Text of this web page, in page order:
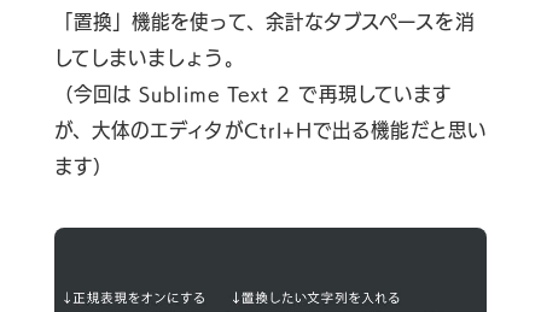
「置換」機能を使って、余計なタブスペースを消
してしまいましょう。
（今回は Sublime Text 2 で再現しています
が、大体のエディタがCtrl+Hで出る機能だと思い
ます）